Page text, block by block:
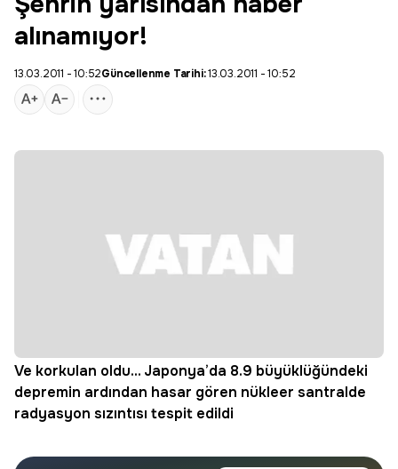
alınamıyor!
13.03.2011 - 10:52Güncellenme Tarihi:13.03.2011 - 10:52
Ve korkulan oldu... Japonya’da 8.9 büyüklüğündeki
depremin ardından hasar gören nükleer santralde
radyasyon sızıntısı tespit edildi